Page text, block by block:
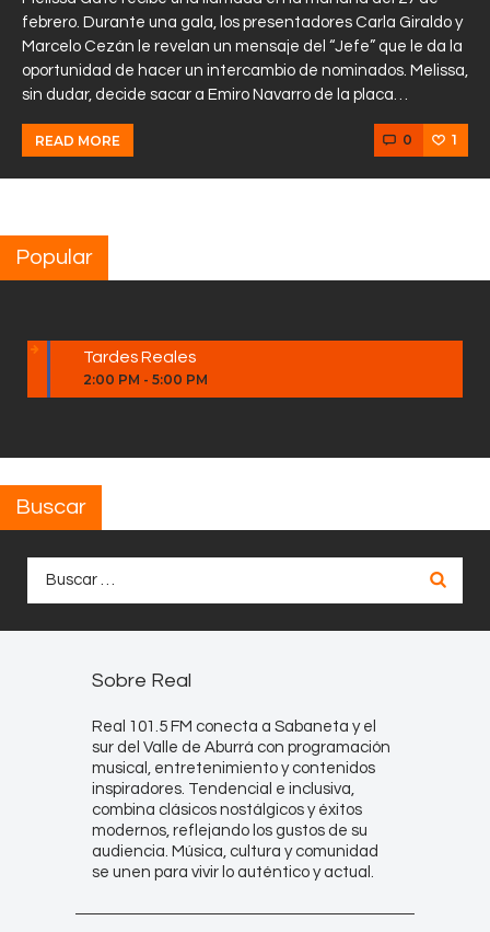
febrero. Durante una gala, los presentadores Carla Giraldo y
Marcelo Cezán le revelan un mensaje del “Jefe” que le da la
oportunidad de hacer un intercambio de nominados. Melissa,
sin dudar, decide sacar a Emiro Navarro de la placa…
READ MORE 0 1
Popular
Tardes Reales
2:00 PM - 5:00 PM
Buscar
Sobre Real
Real 101.5 FM conecta a Sabaneta y el
sur del Valle de Aburrá con programación
musical, entretenimiento y contenidos
inspiradores. Tendencial e inclusiva,
combina clásicos nostálgicos y éxitos
modernos, reflejando los gustos de su
audiencia. Música, cultura y comunidad
se unen para vivir lo auténtico y actual.